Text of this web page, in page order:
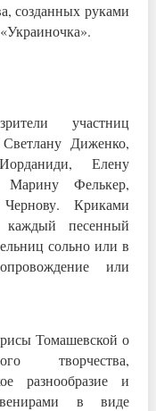
созданных руками
участниц
Диженко,
Елену
Марину Фелькер,
Криками
каждый песенный
сольно или в
или
Томашевской о
творчества,
разнообразие и
в виде